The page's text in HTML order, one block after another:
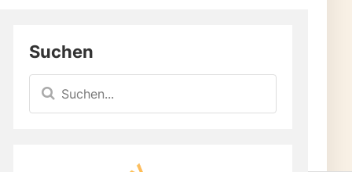
Suchen